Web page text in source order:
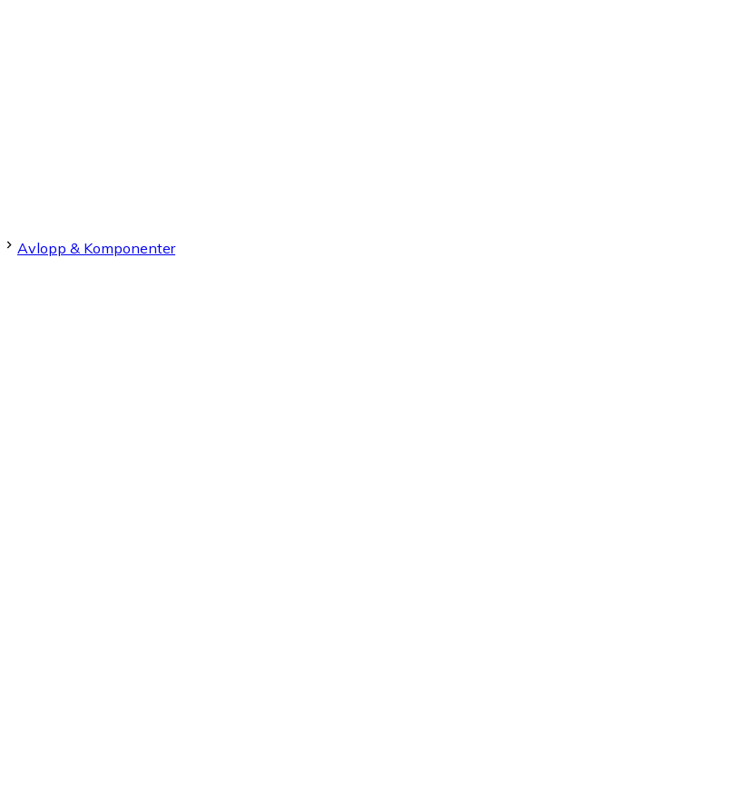
Avlopp & Komponenter